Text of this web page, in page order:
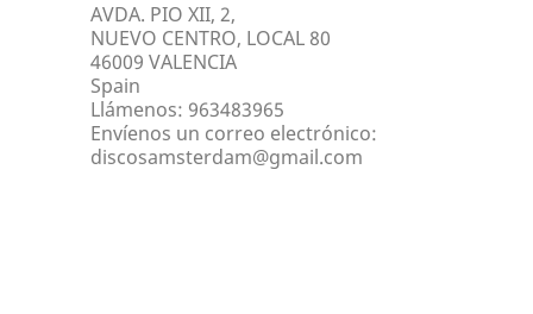
AVDA. PIO XII, 2,
NUEVO CENTRO, LOCAL 80
46009 VALENCIA
Spain
Llámenos: 963483965
Envíenos un correo electrónico:
discosamsterdam@gmail.com